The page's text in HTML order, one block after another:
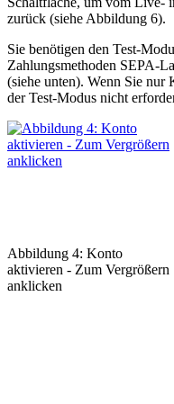
zurück (siehe Abbildung 6).
Sie benötigen den Test-
Zahlungsmethoden SEPA-
(siehe unten). Wenn Sie nur
der Test-Modus nicht
Abbildung 4: Konto
aktivieren - Zum Vergrößern
anklicken